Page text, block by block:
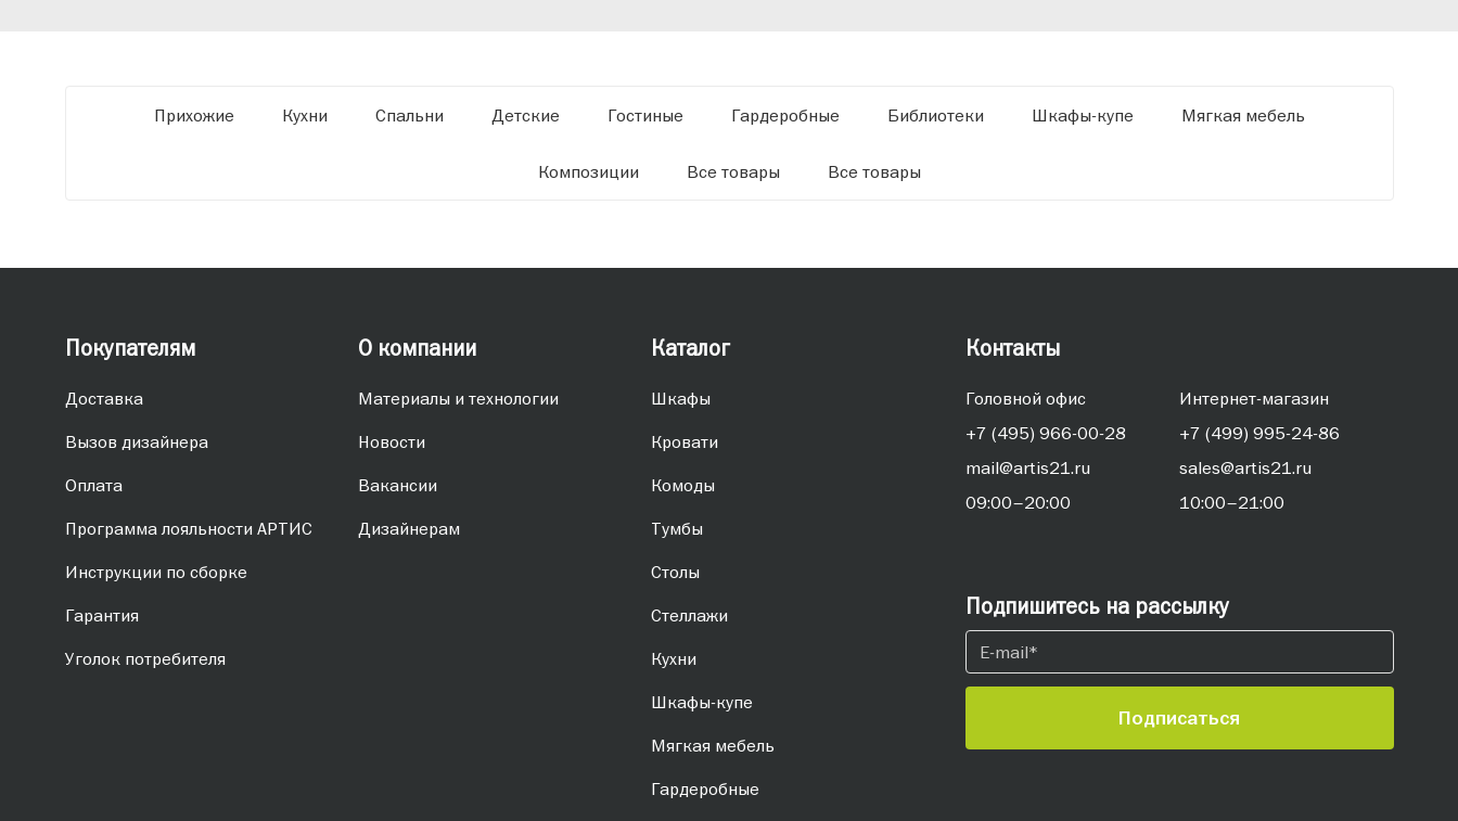
Прихожие Кухни Спальни Детские Гостиные Гардеробные Библиотеки Шкафы-купе Мягкая мебель
Композиции Все товары Все товары
Покупателям
Доставка
Вызов дизайнера
Оплата
Программа лояльности АРТИС
Инструкции по сборке
Гарантия
Уголок потребителя
О компании
Материалы и технологии
Новости
Вакансии
Дизайнерам
Каталог
Шкафы
Кровати
Комоды
Тумбы
Столы
Стеллажи
Кухни
Шкафы-купе
Мягкая мебель
Гардеробные
Контакты
Головной офис
+7 (495) 966-00-28
mail@artis21.ru
09:00–20:00
Интернет-магазин
+7 (499) 995-24-86
sales@artis21.ru
10:00–21:00
Подпишитесь на рассылку
Подписаться